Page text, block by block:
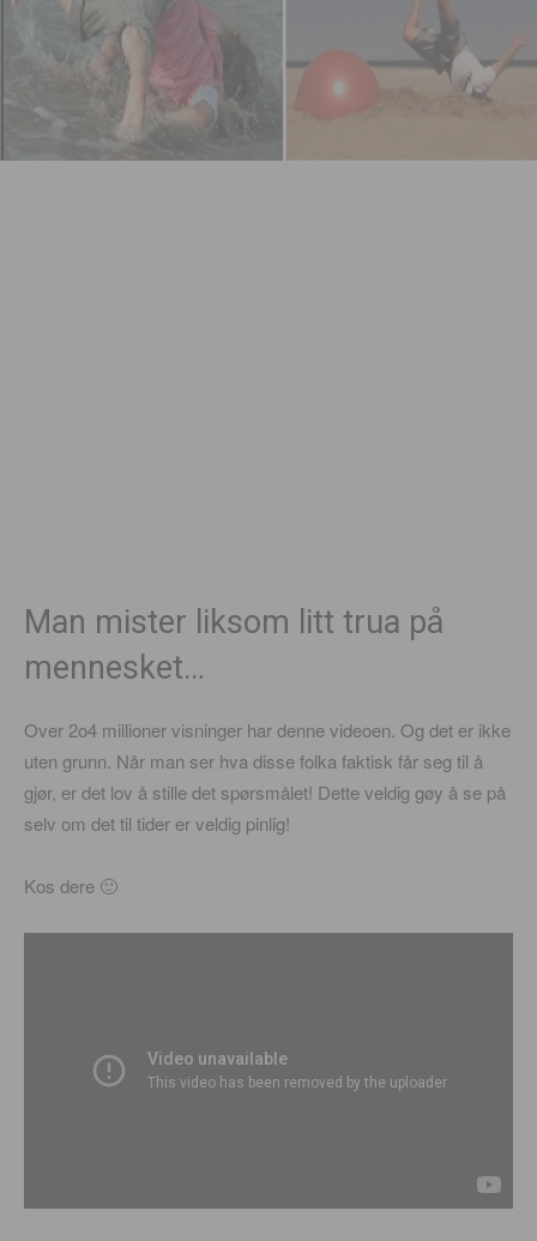
Man mister liksom litt trua på
mennesket…
Over 2o4 millioner visninger har denne videoen. Og det er ikke
uten grunn. Når man ser hva disse folka faktisk får seg til å
gjør, er det lov å stille det spørsmålet! Dette veldig gøy å se på
selv om det til tider er veldig pinlig!
Kos dere 🙂